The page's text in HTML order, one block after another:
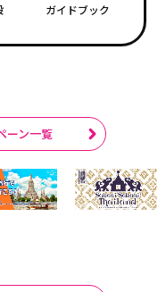
ガイドブック
ーン一覧